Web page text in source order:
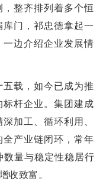
整齐排列着多个恒
门，祁忠德拿起一
边介绍企业发展情
载，如今已成为推
杆企业。集团建成
加工、循环利用、
产业链闭环，常年
数量与稳定性稳居行
收致富。